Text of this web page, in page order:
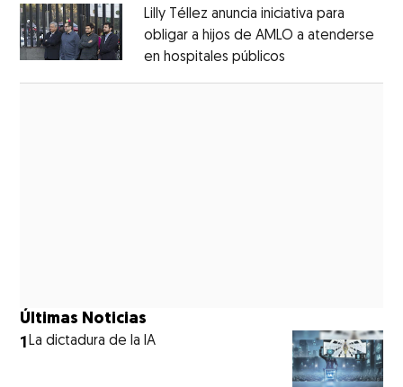
Lilly Téllez anuncia iniciativa para
obligar a hijos de AMLO a atenderse
en hospitales públicos
Últimas Noticias
1La dictadura de la IA